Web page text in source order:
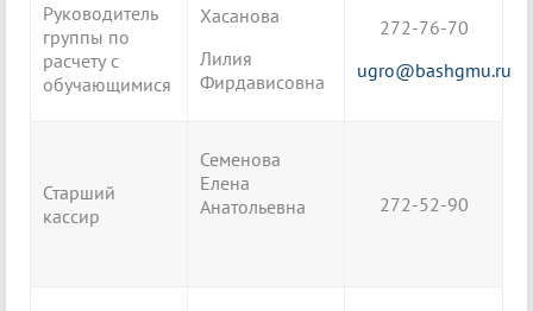
Руководитель
группы по
расчету с
обучающимися
Хасанова
Лилия
Фирдависовна
272-76-70
ugro@bashgmu.ru
Старший
кассир
Семенова
Елена
Анатольевна
272-52-90